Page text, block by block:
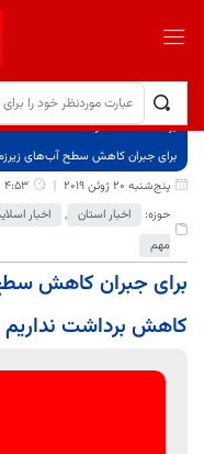
برگ نخست
نوشته‌ها
برای جبران کاهش سطح آب‌های
پنج‌شنبه 20 ژوئن 2019
4:53 ب.ظ
حوزه:
اخبار استان , اخبار
مهم
برای جبران کاهش
کاهش برداشت نداریم